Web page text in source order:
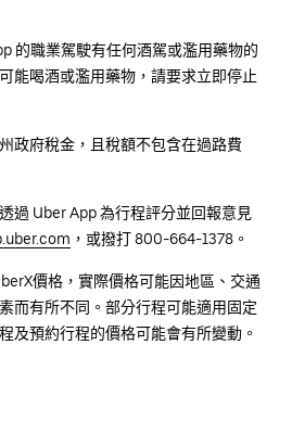
的職業駕駛有任何酒駕或濫用藥物的
能喝酒或濫用藥物，請要求立即停止
政府稅金，且稅額不包含在過路費
過 Uber App 為行程評分並回報意見
，或撥打 800-664-1378。
價格，實際價格可能因地區、交通
而有所不同。部分行程可能適用固定
及預約行程的價格可能會有所變動。